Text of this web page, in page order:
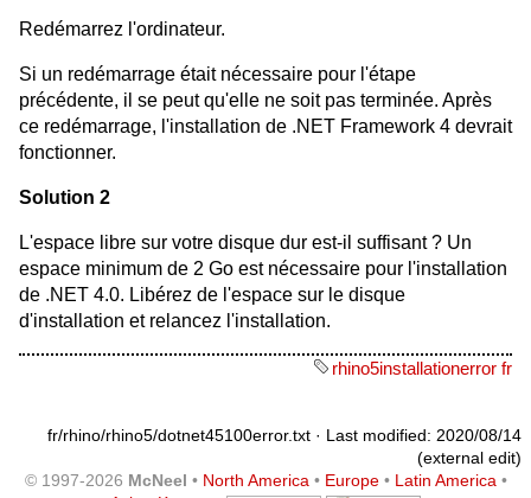
Redémarrez l'ordinateur.
Si un redémarrage était nécessaire pour l'étape
précédente, il se peut qu'elle ne soit pas terminée. Après
ce redémarrage, l'installation de .NET Framework 4 devrait
fonctionner.
Solution 2
L'espace libre sur votre disque dur est-il suffisant ? Un
espace minimum de 2 Go est nécessaire pour l'installation
de .NET 4.0. Libérez de l'espace sur le disque
d'installation et relancez l'installation.
rhino5installationerror fr
fr/rhino/rhino5/dotnet45100error.txt · Last modified: 2020/08/14
(external edit)
© 1997-2026 McNeel • North America • Europe• Latin America •